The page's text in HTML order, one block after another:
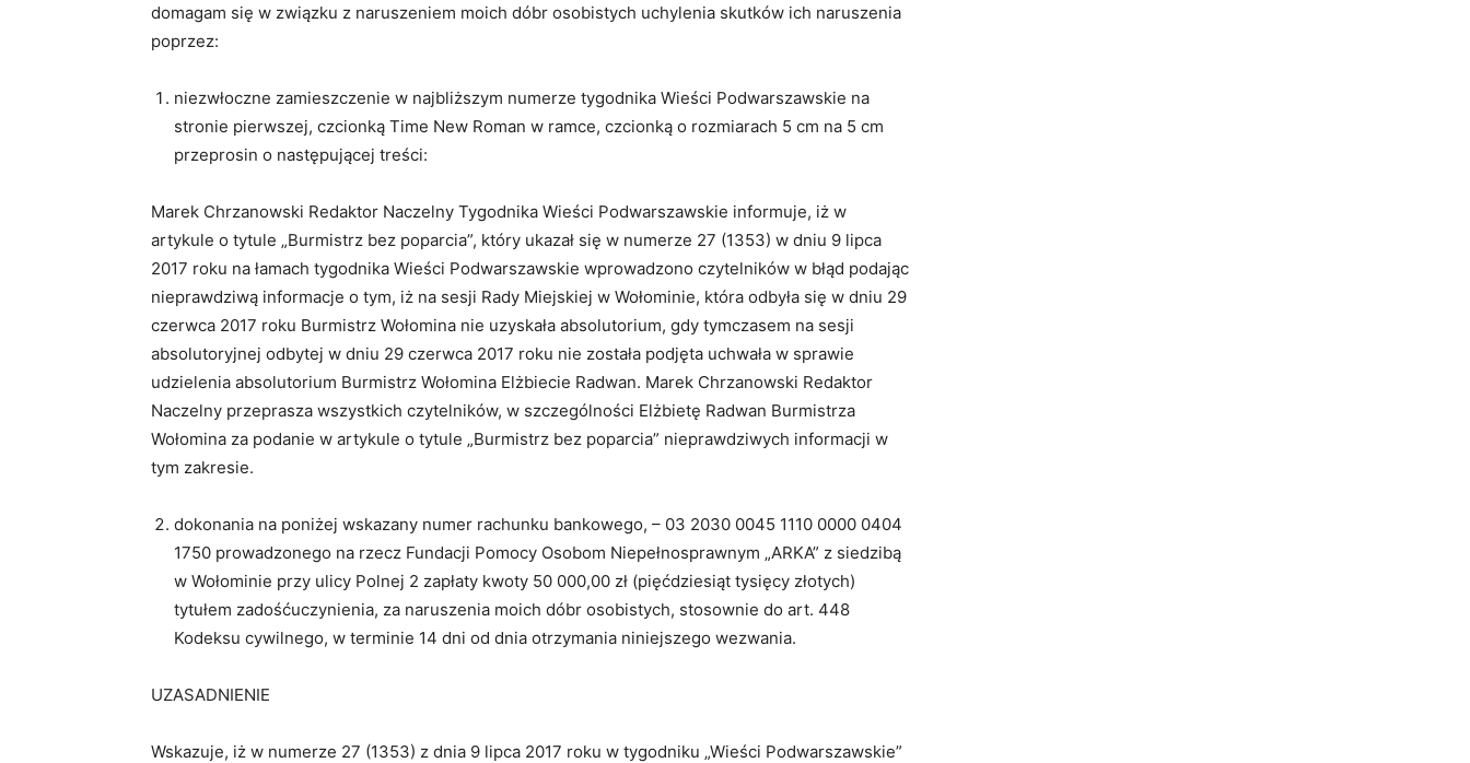
domagam się w związku z naruszeniem moich dóbr osobistych uchylenia skutków ich naruszenia
poprzez:
niezwłoczne zamieszczenie w najbliższym numerze tygodnika Wieści Podwarszawskie na
stronie pierwszej, czcionką Time New Roman w ramce, czcionką o rozmiarach 5 cm na 5 cm
przeprosin o następującej treści:
Marek Chrzanowski Redaktor Naczelny Tygodnika Wieści Podwarszawskie informuje, iż w
artykule o tytule „Burmistrz bez poparcia”, który ukazał się w numerze 27 (1353) w dniu 9 lipca
2017 roku na łamach tygodnika Wieści Podwarszawskie wprowadzono czytelników w błąd podając
nieprawdziwą informacje o tym, iż na sesji Rady Miejskiej w Wołominie, która odbyła się w dniu 29
czerwca 2017 roku Burmistrz Wołomina nie uzyskała absolutorium, gdy tymczasem na sesji
absolutoryjnej odbytej w dniu 29 czerwca 2017 roku nie została podjęta uchwała w sprawie
udzielenia absolutorium Burmistrz Wołomina Elżbiecie Radwan. Marek Chrzanowski Redaktor
Naczelny przeprasza wszystkich czytelników, w szczególności Elżbietę Radwan Burmistrza
Wołomina za podanie w artykule o tytule „Burmistrz bez poparcia” nieprawdziwych informacji w
tym zakresie.
dokonania na poniżej wskazany numer rachunku bankowego, – 03 2030 0045 1110 0000 0404
1750 prowadzonego na rzecz Fundacji Pomocy Osobom Niepełnosprawnym „ARKA” z siedzibą
w Wołominie przy ulicy Polnej 2 zapłaty kwoty 50 000,00 zł (pięćdziesiąt tysięcy złotych)
tytułem zadośćuczynienia, za naruszenia moich dóbr osobistych, stosownie do art. 448
Kodeksu cywilnego, w terminie 14 dni od dnia otrzymania niniejszego wezwania.
UZASADNIENIE
Wskazuje, iż w numerze 27 (1353) z dnia 9 lipca 2017 roku w tygodniku „Wieści Podwarszawskie”